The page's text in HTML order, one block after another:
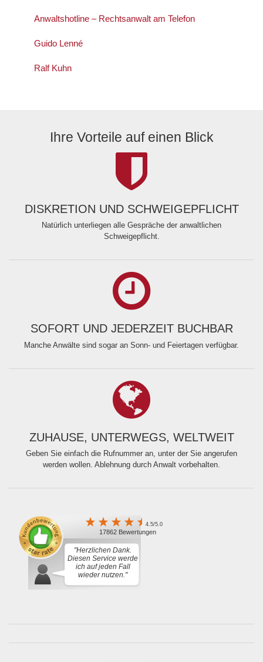
Anwaltshotline – Rechtsanwalt am Telefon
Guido Lenné
Ralf Kuhn
Ihre Vorteile auf einen Blick
DISKRETION UND SCHWEIGEPFLICHT
Natürlich unterliegen alle Gespräche der anwaltlichen
Schweigepflicht.
SOFORT UND JEDERZEIT BUCHBAR
Manche Anwälte sind sogar an Sonn- und Feiertagen verfügbar.
ZUHAUSE, UNTERWEGS, WELTWEIT
Geben Sie einfach die Rufnummer an, unter der Sie angerufen
werden wollen. Ablehnung durch Anwalt vorbehalten.
4.5/5.0
17862 Bewertungen
"Herzlichen Dank.
Diesen Service werde
ich auf jeden Fall
wieder nutzen."